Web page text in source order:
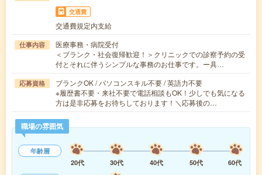
交通費
交通費規定内支給
仕事内容
医療事務・病院受付
＜ブランク・社会復帰歓迎！＞クリニックでの診察予約の受
付とそれに伴うシンプルな事務のお仕事です。ー具…
応募資格
ブランクOK / パソコンスキル不要 / 英語力不要
※履歴書不要・来社不要で電話相談もOK！少しでも気になる
方は是非応募をお待ちしております！＼応募後の…
職場の雰囲気
年齢層
20代
30代 40代 50代
60代